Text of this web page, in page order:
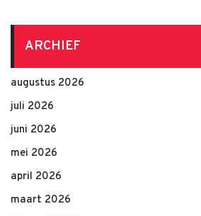
ARCHIEF
augustus 2026
juli 2026
juni 2026
mei 2026
april 2026
maart 2026